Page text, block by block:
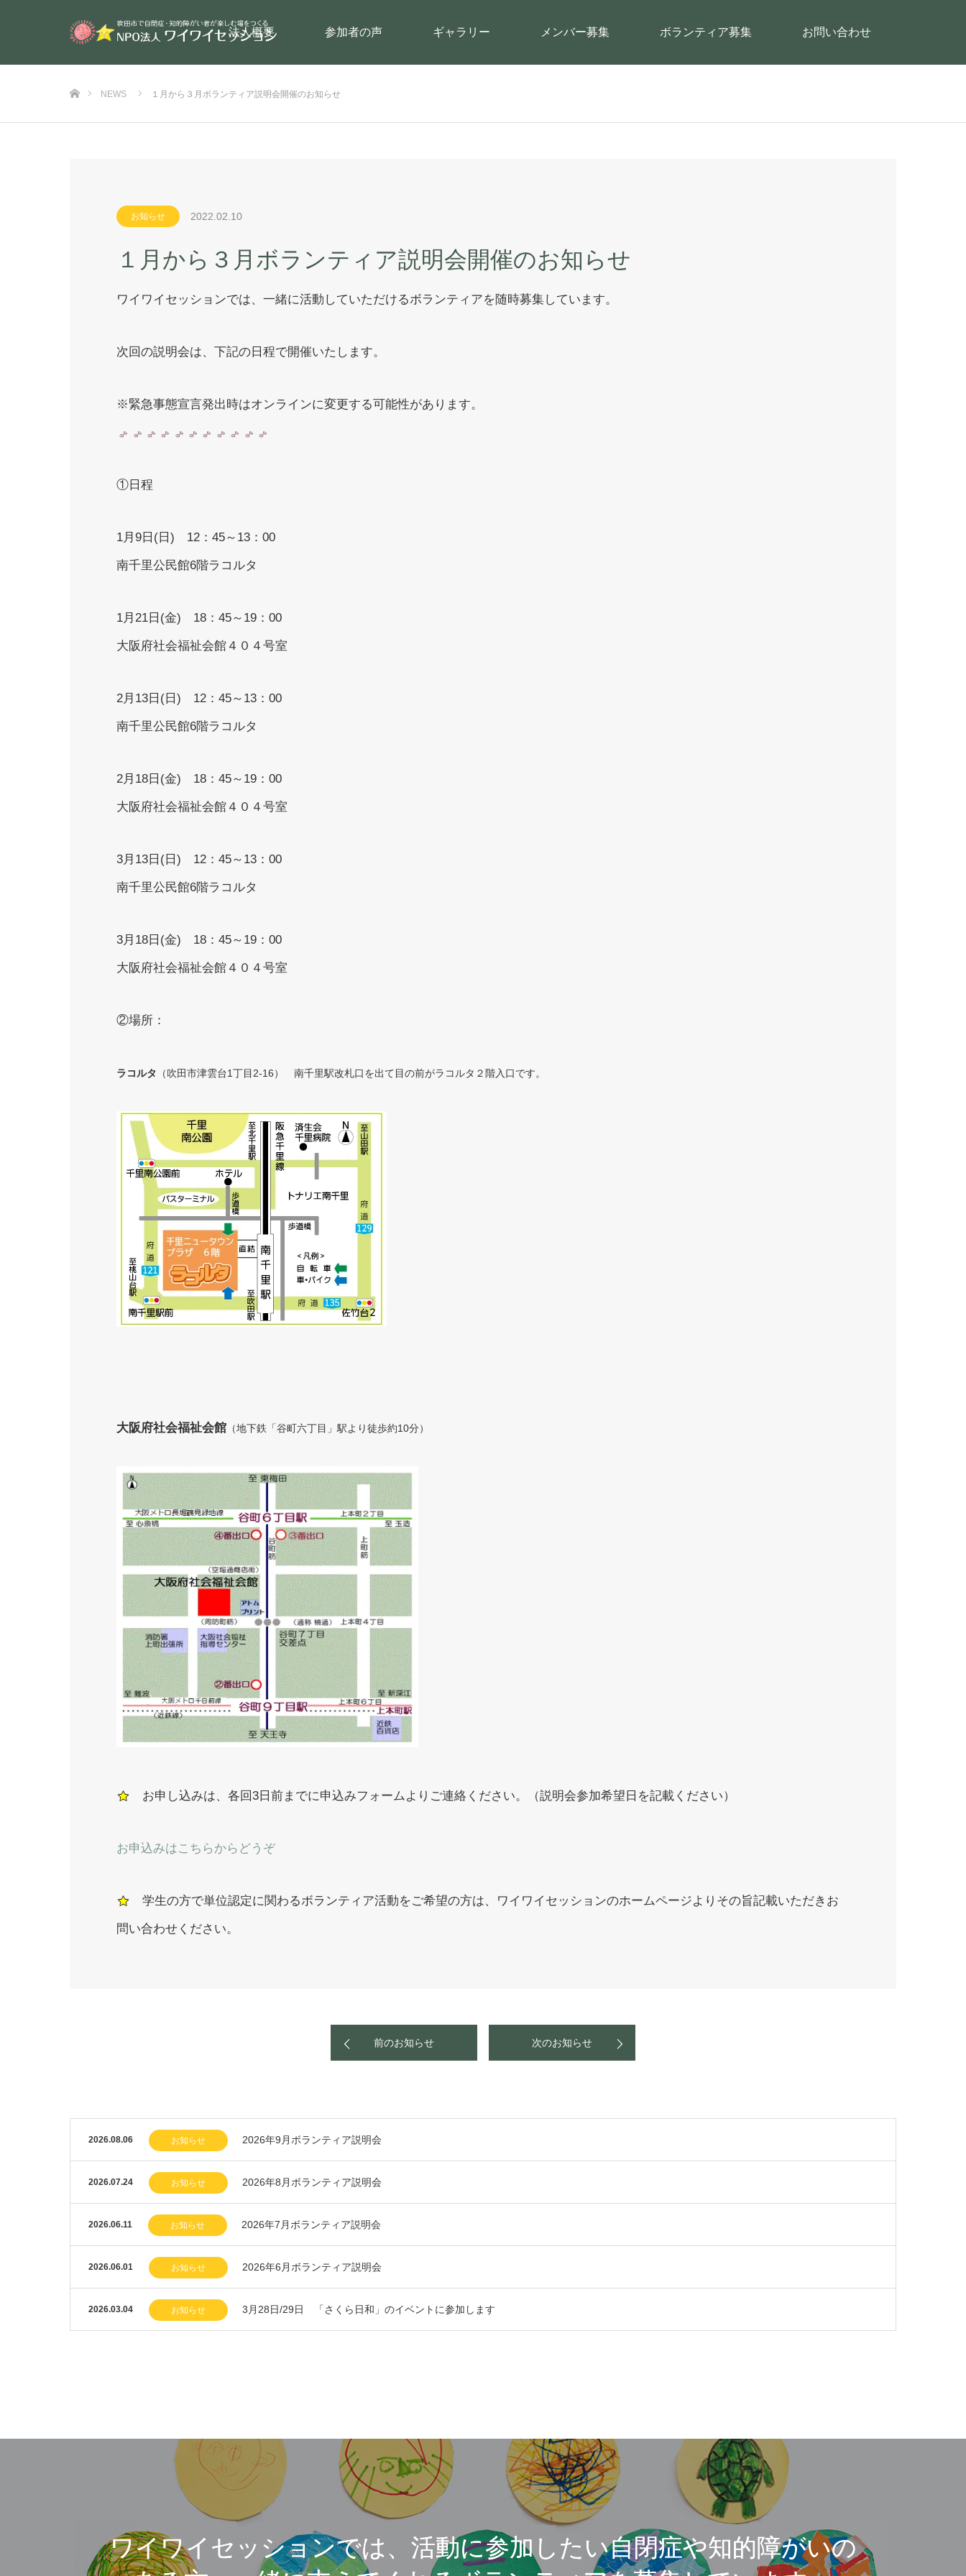
法人概要 参加者の声 ギャラリー メンバー募集 ボランティア募集 お問い合わせ
NEWS １月から３月ボランティア説明会開催のお知らせ
お知らせ 2022.02.10
１月から３月ボランティア説明会開催のお知らせ
ワイワイセッションでは、一緒に活動していただけるボランティアを随時募集しています。
次回の説明会は、下記の日程で開催いたします。
※緊急事態宣言発出時はオンラインに変更する可能性があります。
①日程
1月9日(日) 12：45～13：00
南千里公民館6階ラコルタ
1月21日(金) 18：45～19：00
大阪府社会福祉会館４０４号室
2月13日(日) 12：45～13：00
南千里公民館6階ラコルタ
2月18日(金) 18：45～19：00
大阪府社会福祉会館４０４号室
3月13日(日) 12：45～13：00
南千里公民館6階ラコルタ
3月18日(金) 18：45～19：00
大阪府社会福祉会館４０４号室
②場所：
ラコルタ （吹田市津雲台1丁目2-16） 南千里駅改札口を出て目の前がラコルタ２階入口です。
大阪府社会福祉会館 （地下鉄「谷町六丁目」駅より徒歩約10分）
お申し込みは、各回3日前までに申込みフォームよりご連絡ください。（説明会参加希望日を記載ください）
お申込みはこちらからどうぞ
学生の方で単位認定に関わるボランティア活動をご希望の方は、ワイワイセッションのホームページよりその旨記載いただきお
問い合わせください。
前のお知らせ 次のお知らせ
2026.08.06 お知らせ 2026年9月ボランティア説明会
2026.07.24 お知らせ 2026年8月ボランティア説明会
2026.06.11 お知らせ 2026年7月ボランティア説明会
2026.06.01 お知らせ 2026年6月ボランティア説明会
2026.03.04 お知らせ 3月28日/29日 「さくら日和」のイベントに参加します
ワイワイセッションでは、活動に参加したい自閉症や知的障がいの